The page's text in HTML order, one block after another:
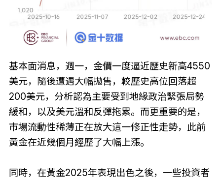
基本面消息，週一，金價一度逼近歷史新高4550
美元，隨後遭遇大幅拋售，較歷史高位回落超
200美元，分析認為主要受到地緣政治緊張局勢
緩和，以及美元溫和反彈拖累。而更重要的是，
市場流動性稀薄正在放大這一修正性走勢，此前
黃金在近幾個月經歷了大幅上漲。
同時，在黃金2025年表現出色之後，一些投資者